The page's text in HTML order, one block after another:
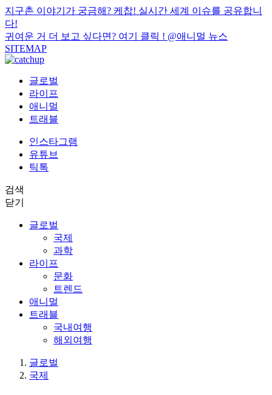
지구촌 이야기가 궁금해? 케찹! 실시간 세계 이슈를 공유합니
다!
귀여운 거 더 보고 싶다면? 여기 클릭 ! @애니멀 뉴스
SITEMAP
글로벌
라이프
애니멀
트래블
인스타그램
유튜브
틱톡
검색
닫기
글로벌
국제
과학
라이프
문화
트렌드
애니멀
트래블
국내여행
해외여행
글로벌
국제